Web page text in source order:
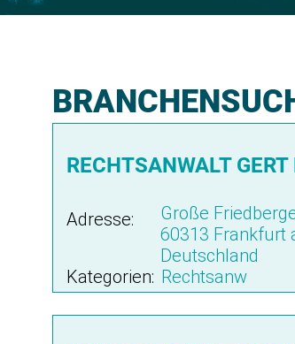
RECHTSANWALT
Adresse:
Große
60313 Frankfurt
Deutschland
Kategorien: Rechtsanw